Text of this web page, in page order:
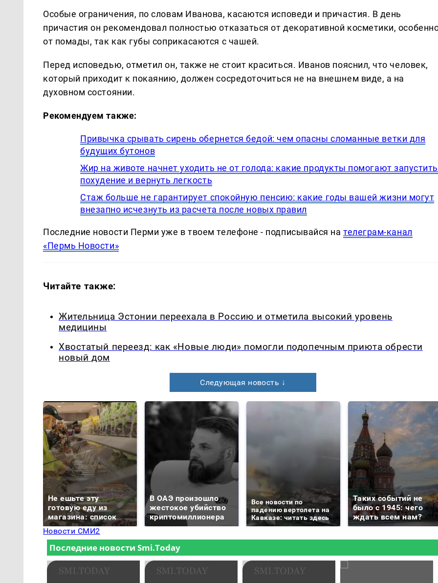
Особые ограничения, по словам Иванова, касаются исповеди и причастия. В день
причастия он рекомендовал полностью отказаться от декоративной косметики,
от помады, так как губы соприкасаются с чашей.
Перед исповедью, отметил он, также не стоит краситься. Иванов пояснил, что человек,
который приходит к покаянию, должен сосредоточиться не на внешнем виде, а на
духовном состоянии.
Рекомендуем также:
Привычка срывать сирень обернется бедой: чем опасны сломанные ветки для
будущих бутонов
Жир на животе начнет уходить не от голода: какие продукты помогают запустить
похудение и вернуть легкость
Стаж больше не гарантирует спокойную пенсию: какие годы вашей жизни могут
внезапно исчезнуть из расчета после новых правил
Последние новости Перми уже в твоем телефоне - подписывайся нателеграм-канал
«Пермь Новости»
Читайте также:
Жительница Эстонии переехала в Россию и отметила высокий уровень
медицины
Хвостатый переезд: как «Новые люди» помогли подопечным приюта обрести
новый дом
Следующая новость ↓
Не ешьте эту
готовую еду из
магазина: список
В ОАЭ произошло
жестокое убийство
криптомиллионера
Все новости по
падению вертолета на
Кавказе: читать здесь
Таких событий не
было с 1945: чего
ждать всем нам?
Новости СМИ2